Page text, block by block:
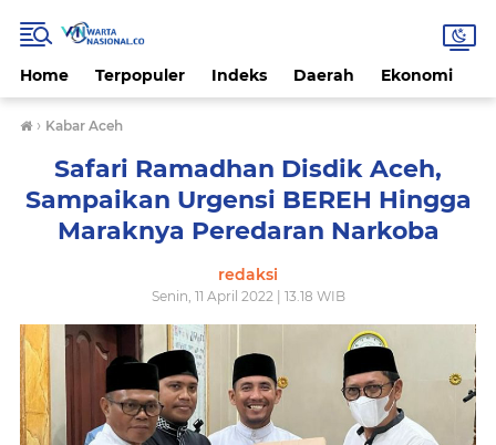
Home Terpopuler Indeks Daerah Ekonomi
› Kabar Aceh
Safari Ramadhan Disdik Aceh,
Sampaikan Urgensi BEREH Hingga
Maraknya Peredaran Narkoba
redaksi
Senin, 11 April 2022 | 13.18 WIB